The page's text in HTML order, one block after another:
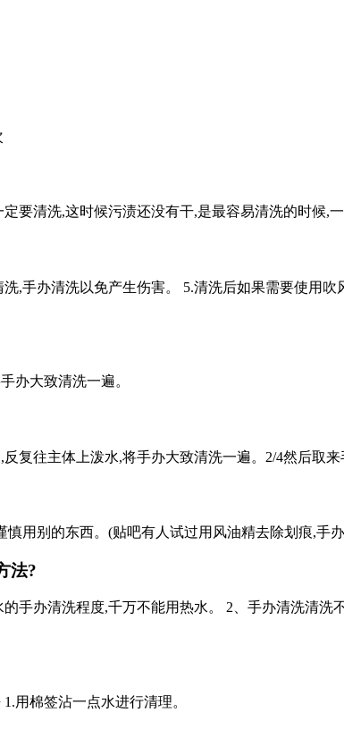
要清洗,这时候污渍还没有干,是最容易清洗的时候,
,手办清洗以免产生伤害。 5.清洗后如果需要使用吹
办大致清洗一遍。
复往主体上泼水,将手办大致清洗一遍。2/4然后取
用别的东西。(贴吧有人试过用风油精去除划痕,手
法?
手办清洗程度,千万不能用热水。 2、手办清洗清
用棉签沾一点水进行清理。